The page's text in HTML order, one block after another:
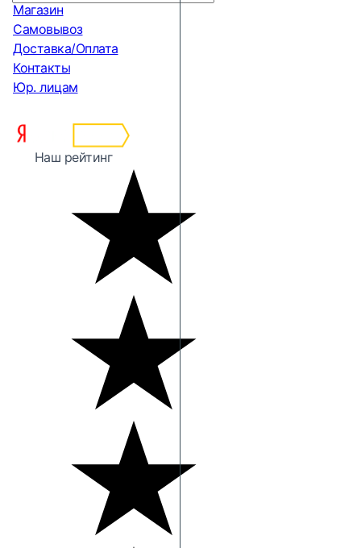
Магазин
Самовывоз
Доставка/Оплата
Контакты
Юр. лицам
Наш рейтинг